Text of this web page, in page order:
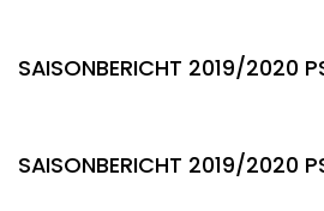
SAISONBERICHT 2019/2020
SAISONBERICHT 2019/2020